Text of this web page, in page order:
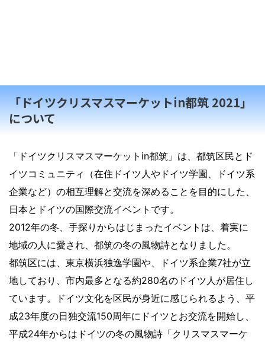
「ドイツクリスマスマーケットin都筑 2021」
について
「ドイツクリスマスマーケットin都筑」は、都筑区民とド
イツコミュニティ（在住ドイツ人やドイツ学園、ドイツ系
企業など）の相互理解と交流を深めることを目的にした、
日本とドイツの国際交流イベントです。
2012年の冬、手探りからはじまったイベントは、着実に
地域の人に愛され、都筑の冬の風物詩となりました。
都筑区には、東京横浜独逸学園や、ドイツ系企業7社が立
地しており、市内最多となる約280名のドイツ人が居住し
ています。ドイツ文化を区民が身近に感じられるよう、平
成23年度の日独交流150周年にドイツとお交流を開始し、
平成24年からはドイツの冬の風物詩「クリスマスマーケ